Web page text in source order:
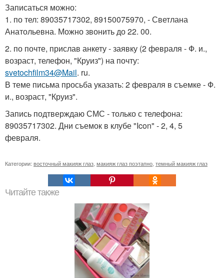
Записаться можно:
1. по тел: 89035717302, 89150075970, - Светлана
Анатольевна. Можно звонить до 22. 00.
2. по почте, прислав анкету - заявку (2 февраля - Ф. и.,
возраст, телефон, "Круиз") на почту:
svetochfilm34@Mail. ru.
В теме письма просьба указать: 2 февраля в съемке - Ф.
и., возраст, "Круиз".
Запись подтверждаю СМС - только с телефона:
89035717302. Дни съемок в клубе "Icon" - 2, 4, 5
февраля.
Категории: восточный макияж глаз макияж глаз поэтапно темный макияж глаз
Читайте также